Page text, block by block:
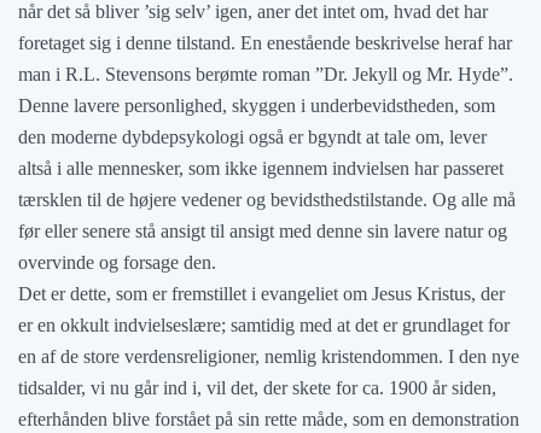
når det så bliver ’sig selv’ igen, aner det intet om, hvad det har
foretaget sig i denne tilstand. En enestående beskrivelse heraf har
man i R.L. Stevensons berømte roman ”Dr. Jekyll og Mr. Hyde”.
Denne lavere personlighed, skyggen i underbevidstheden, som
den moderne dybdepsykologi også er bgyndt at tale om, lever
altså i alle mennesker, som ikke igennem indvielsen har passeret
tærsklen til de højere vedener og bevidsthedstilstande. Og alle må
før eller senere stå ansigt til ansigt med denne sin lavere natur og
overvinde og forsage den.
Det er dette, som er fremstillet i evangeliet om Jesus Kristus, der
er en okkult indvielseslære; samtidig med at det er grundlaget for
en af de store verdensreligioner, nemlig kristendommen. I den nye
tidsalder, vi nu går ind i, vil det, der skete for ca. 1900 år siden,
efterhånden blive forstået på sin rette måde, som en demonstration